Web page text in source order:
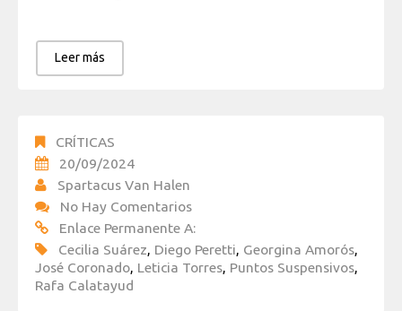
Leer más
CRÍTICAS
20/09/2024
Spartacus Van Halen
No Hay Comentarios
Enlace Permanente A:
Cecilia Suárez, Diego Peretti, Georgina Amorós,
José Coronado, Leticia Torres, Puntos Suspensivos,
Rafa Calatayud